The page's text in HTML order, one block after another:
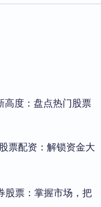
高度：盘点热门股票
票配资：解锁资金大
股票：掌握市场，把